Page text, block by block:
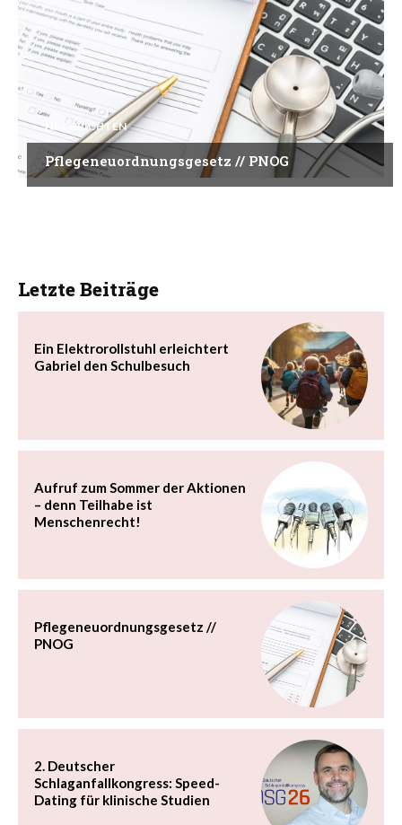
NACHRICHTEN
Pflegeneuordnungsgesetz // PNOG
Letzte Beiträge
Ein Elektrorollstuhl erleichtert
Gabriel den Schulbesuch
Aufruf zum Sommer der Aktionen
– denn Teilhabe ist
Menschenrecht!
Pflegeneuordnungsgesetz //
PNOG
2. Deutscher
Schlaganfallkongress: Speed-
Dating für klinische Studien